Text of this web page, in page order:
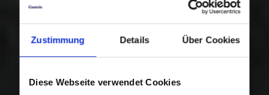
Zustimmung Details Über Cookies
Diese Webseite verwendet Cookies